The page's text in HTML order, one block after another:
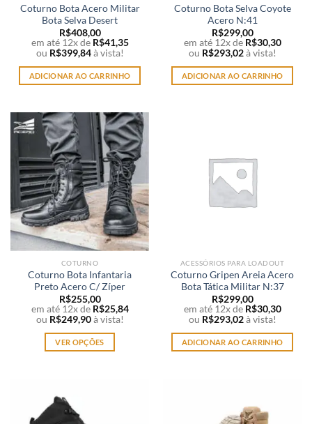
produto
produto
Coturno Bota Acero Militar
Bota Selva Desert
R$408,00
em até 12x de R$41,35
ou R$399,84 à vista!
ADICIONAR AO CARRINHO
Coturno Bota Selva Coyote
Acero N:41
R$299,00
em até 12x de R$30,30
ou R$293,02 à vista!
ADICIONAR AO CARRINHO
COTURNO
Coturno Bota Infantaria
Preto Acero C/ Zíper
R$255,00
em até 12x de R$25,84
ou R$249,90 à vista!
VER OPÇÕES
variantes.
ACESSÓRIOS PARA LOADOUT
Coturno Gripen Areia Acero
Bota Tática Militar N:37
R$299,00
em até 12x de R$30,30
ou R$293,02 à vista!
ADICIONAR AO CARRINHO